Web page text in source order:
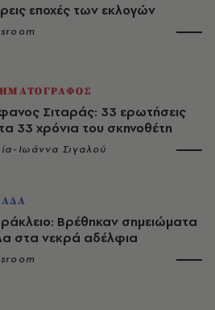
εποχές των εκλογών
Σιταράς: 33 ερωτήσεις
33 χρόνια του σκηνοθέτη
Ιωάννα Σιγαλού
Βρέθηκαν σημειώματα
στα νεκρά αδέλφια